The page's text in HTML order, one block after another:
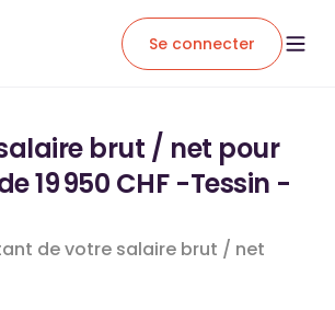
Se connecter
brut / net pour
19 950 CHF -Tessin -
de votre salaire brut / net